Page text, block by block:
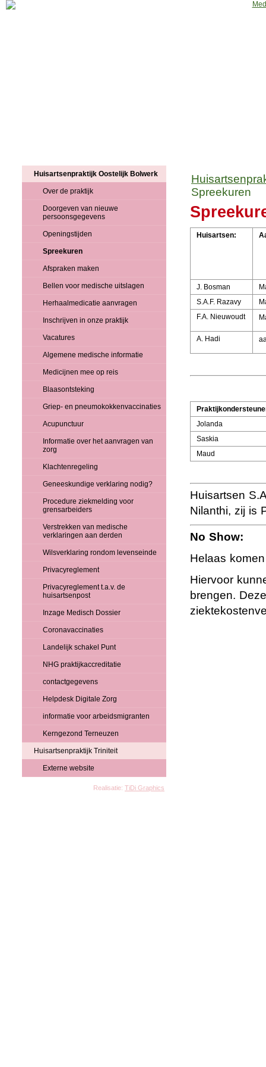
Huisartsenpraktijk Oostelijk Bolwerk
Over de praktijk
Doorgeven van nieuwe
persoonsgegevens
Openingstijden
Spreekuren
Afspraken maken
Bellen voor medische uitslagen
Herhaalmedicatie aanvragen
Inschrijven in onze praktijk
Vacatures
Algemene medische informatie
Medicijnen mee op reis
Blaasontsteking
Griep- en pneumokokkenvaccinaties
Acupunctuur
Informatie over het aanvragen van
zorg
Klachtenregeling
Geneeskundige verklaring nodig?
Procedure ziekmelding voor
grensarbeiders
Verstrekken van medische
verklaringen aan derden
Wilsverklaring rondom levenseinde
Privacyreglement
Privacyreglement t.a.v. de
huisartsenpost
Inzage Medisch Dossier
Coronavaccinaties
Landelijk schakel Punt
NHG praktijkaccreditatie
contactgegevens
Helpdesk Digitale Zorg
informatie voor arbeidsmigranten
Kerngezond Terneuzen
Huisartsenpraktijk Triniteit
Externe website
Realisatie: TiDi Graphics
Spreekuren
Huisartsen:
J. Bosman
S.A.F. Razavy
F.A. Nieuwoudt
A. Hadi
Jolanda
Saskia
Maud
Huisartsen
Nilanthi, zij is
No Show:
Helaas
Hiervoor
brengen.